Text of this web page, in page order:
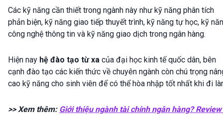
Các kỹ năng cần thiết trong ngành này như kỹ năng phân tích
phản biện, kỹ năng giao tiếp thuyết trình, kỹ năng tự học, kỹ
công nghệ thông tin và kỹ năng giao dịch trong ngân hàng.
Hiện nay hệ đào tạo từ xa của đại học kinh tế quốc dân, bên
cạnh đào tạo các kiến thức về chuyên ngành còn chú trọng
cao kỹ năng cho sinh viên để có thể hòa nhập tốt nhất khi đi
>> Xem thêm: Giới thiệu ngành tài chính ngân hàng?